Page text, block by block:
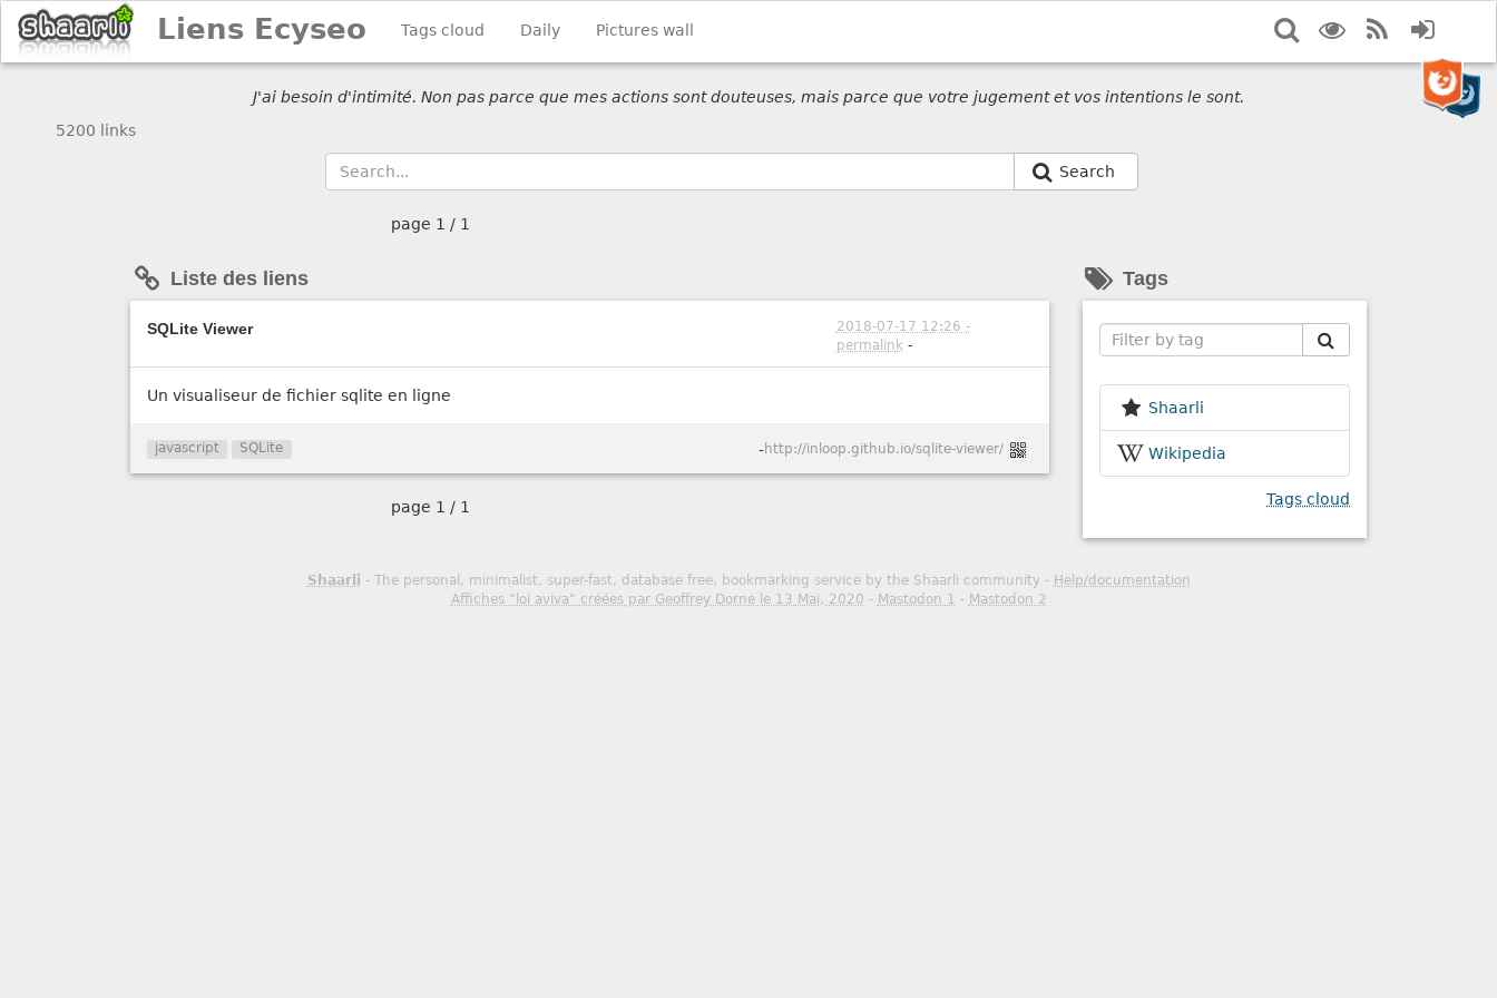
Liens Ecyseo Tags cloud Daily Pictures wall SearchDisplay
RSS
J'ai besoin d'intimité. Non pas parce que mes actions sont douteuses, mais parce que votre jugement et vos intentions le sont.
5200 links
Search
page 1 / 1
Liste des liens
SQLite Viewer
2018-07-17 12:26 -
permalink-
Un visualiseur de fichier sqlite en ligne
javascript SQLite -http://inloop.github.io/sqlite-viewer/
page 1 / 1
Tags
Shaarli
Wikipedia
Tags cloud
Shaarli - The personal, minimalist, super-fast, database free, bookmarking service by the Shaarli community - Help/documentation
Affiches "loi aviva" créées par Geoffrey Dorne le 13 Mai, 2020 - Mastodon 1 - Mastodon 2